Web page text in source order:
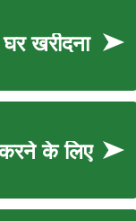
खरीदना
करने के लिए